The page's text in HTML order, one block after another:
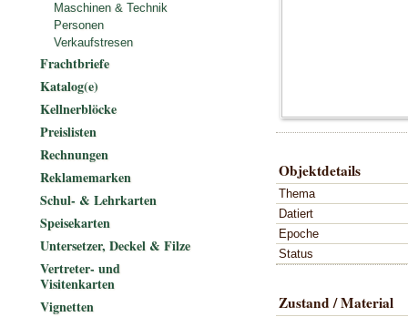
Objektdetails
Thema
Datiert
Epoche
Status
Zustand / Material
Maschinen & Technik
Personen
Verkaufstresen
Frachtbriefe
Katalog(e)
Kellnerblöcke
Preislisten
Rechnungen
Reklamemarken
Schul- & Lehrkarten
Speisekarten
Untersetzer, Deckel & Filze
Vertreter- und
Visitenkarten
Vignetten